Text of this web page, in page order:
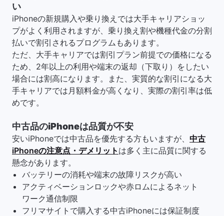
い
iPhoneの新規購入や乗り換えでは大手キャリアショッ
プがよく利用されますが、乗り換え割や機種代金の分割
払いで割引されるプログラムもあります。
ただ、大手キャリアでは割引プラン前提での価格になる
ため、2年以上の利用や端末の返却（下取り）をしたい
場合には割高になります。また、実質的な割引になる大
手キャリアでは月額料金が高くなり、実際の割引率は低
めです。
中古品のiPhoneは品質が不安
安いiPhoneでは中古品を優先する方もいますが、 中古
iPhoneの注意点・デメリット は多く主に品質に関する
懸念があります。
バッテリーの消耗や端末の故障リスクが高い
アクティベーションロックや赤ロムによるネット
ワーク通信制限
フリマサイトで購入する中古iPhoneには保証制度